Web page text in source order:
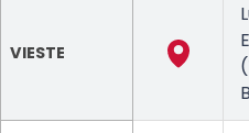
VIESTE